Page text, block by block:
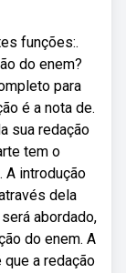
funções:.
do enem?
para
é a nota de.
sua redação
tem o
A introdução
dela
abordado,
do enem. A
a redação